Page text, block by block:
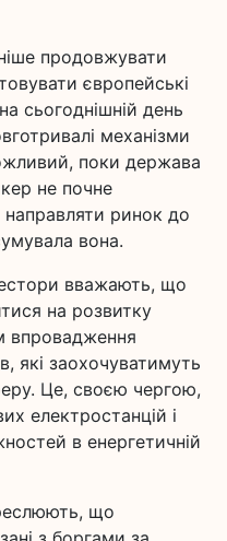
продовжувати
європейські
сьогоднішній день
механізми
поки держава
не почне
направляти ринок до
вона.
вважають, що
на розвитку
впровадження
які заохочуватимуть
Це, своєю чергою,
електростанцій і
в енергетичній
що